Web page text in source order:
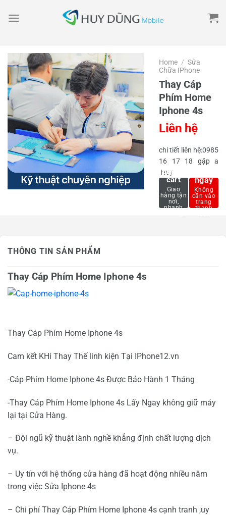
Home / Sửa
Chữa IPhone
Thay Cáp
Phím Home
Iphone 4s
Liên hệ
chi tiết liên hệ:0985
16 17 18 gặp a
Huy
Add to
cart
ngay
THÔNG TIN SẢN PHẨM
Thay Cáp Phím Home Iphone 4s
Thay Cáp Phím Home Iphone 4s
Cam kết KHi Thay Thế linh kiện Tại IPhone12.vn
-Cáp Phím Home Iphone 4s Được Bảo Hành 1 Tháng
-Thay Cáp Phím Home Iphone 4s Lấy Ngay không giữ máy
lại tại Cửa Hàng.
– Đội ngũ kỹ thuật lành nghề khẳng định chất lượng dịch
vụ.
– Uy tín với hệ thống cửa hàng đã hoạt động nhiều năm
trong việc Sửa Iphone 4s
– Chi phí Thay Cáp Phím Home Iphone 4s cạnh tranh ,uy